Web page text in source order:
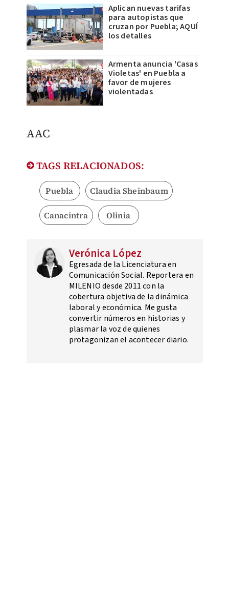
Aplican nuevas tarifas
para autopistas que
cruzan por Puebla; AQUÍ
los detalles
Armenta anuncia 'Casas
Violetas' en Puebla a
favor de mujeres
violentadas
AAC
TAGS RELACIONADOS:
Puebla Claudia Sheinbaum
Canacintra Olinia
Verónica López
Egresada de la Licenciatura en
Comunicación Social. Reportera en
MILENIO desde 2011 con la
cobertura objetiva de la dinámica
laboral y económica. Me gusta
convertir números en historias y
plasmar la voz de quienes
protagonizan el acontecer diario.